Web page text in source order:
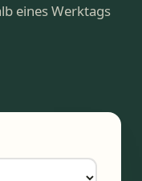
eines Werktags